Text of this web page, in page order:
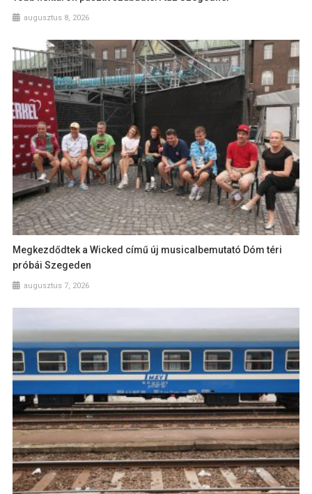
augusztus 8, 2026
Megkezdődtek a Wicked című új musicalbemutató Dóm téri
próbái Szegeden
augusztus 7, 2026